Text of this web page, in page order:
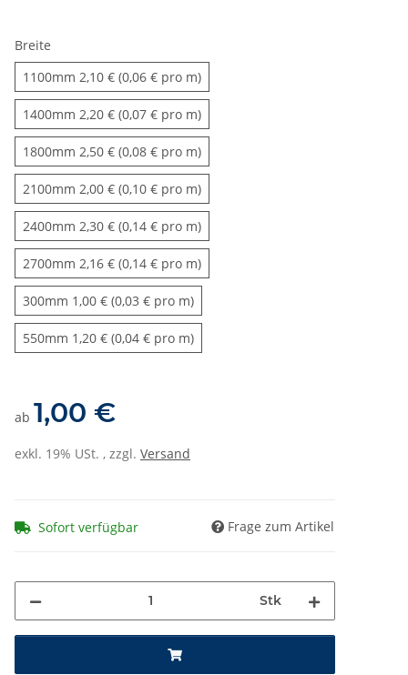
Breite
1100mm 1100mm
2,10 € (0,06 € pro m)
1400mm 1400mm
2,20 € (0,07 € pro m)
1800mm 1800mm
2,50 € (0,08 € pro m)
2100mm 2100mm
2,00 € (0,10 € pro m)
2400mm 2400mm
2,30 € (0,14 € pro m)
2700mm 2700mm
2,16 € (0,14 € pro m)
300mm 300mm
1,00 € (0,03 € pro m)
550mm 550mm
1,20 € (0,04 € pro m)
ab 1,00 €
exkl. 19% USt. , zzgl. Versand
Sofort verfügbar Frage zum Artikel
Stk